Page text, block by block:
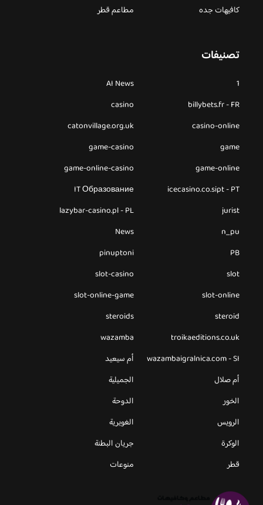
كافيهات جده
مطاعم قطر
تصنيفات
1
AI News
billybets.fr - FR
casino
casino-online
catonvillage.org.uk
game
game-casino
game-online
game-online-casino
icecasino.co.sipt - PT
IT Образование
jurist
lazybar-casino.pl - PL
n_pu
News
PB
pinuptoni
slot
slot-casino
slot-online
slot-online-game
steroid
steroids
troikaeditions.co.uk
wazamba
wazambaigralnica.com - SI
أم سيعيد
أم صلال
الجميلية
الخور
الدوحة
الرويس
الغويرية
الوكرة
جريان البطنة
قطر
منوعات